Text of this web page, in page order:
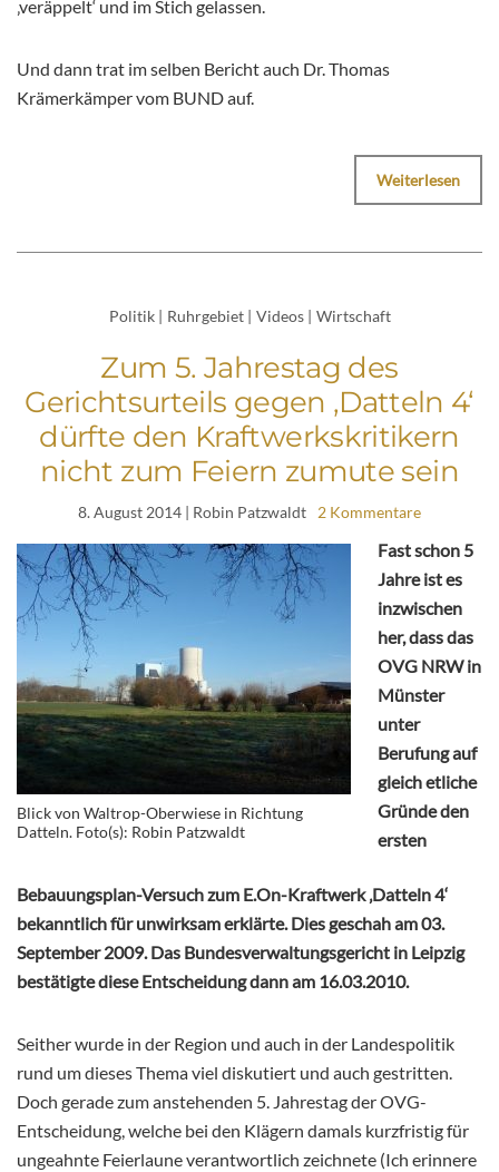
‚veräppelt‘ und im Stich gelassen.
Und dann trat im selben Bericht auch Dr. Thomas
Krämerkämper vom BUND auf.
Weiterlesen
Politik | Ruhrgebiet | Videos | Wirtschaft
Zum 5. Jahrestag des
Gerichtsurteils gegen ‚Datteln 4‘
dürfte den Kraftwerkskritikern
nicht zum Feiern zumute sein
8. August 2014 | Robin Patzwaldt 2 Kommentare
Blick von Waltrop-Oberwiese in Richtung
Datteln. Foto(s): Robin Patzwaldt
Fast schon 5
Jahre ist es
inzwischen
her, dass das
OVG NRW in
Münster
unter
Berufung auf
gleich etliche
Gründe den
ersten
Bebauungsplan-Versuch zum E.On-Kraftwerk ‚Datteln 4‘
bekanntlich für unwirksam erklärte. Dies geschah am 03.
September 2009. Das Bundesverwaltungsgericht in Leipzig
bestätigte diese Entscheidung dann am 16.03.2010.
Seither wurde in der Region und auch in der Landespolitik
rund um dieses Thema viel diskutiert und auch gestritten.
Doch gerade zum anstehenden 5. Jahrestag der OVG-
Entscheidung, welche bei den Klägern damals kurzfristig für
ungeahnte Feierlaune verantwortlich zeichnete (Ich erinnere